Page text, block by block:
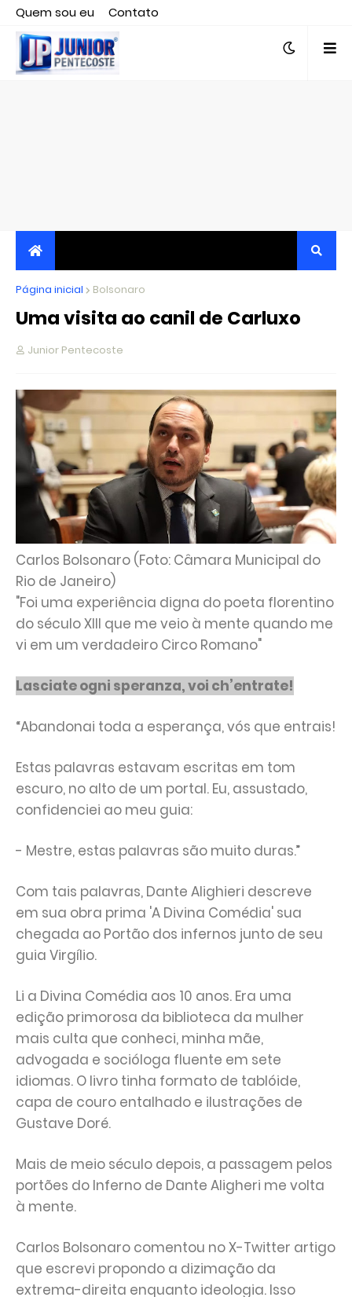
Quem sou eu
Contato
Editor responsável, jornalista Clovis Almeida.
JORNALISMO INDEPENDENTE, TRANSPARENTE E
CRÍTICO
Página inicial Bolsonaro
Uma visita ao canil de Carluxo
Junior Pentecoste
Carlos Bolsonaro (Foto: Câmara Municipal do
Rio de Janeiro)
"Foi uma experiência digna do poeta florentino
do século XIII que me veio à mente quando me
vi em um verdadeiro Circo Romano"
Lasciate ogni speranza, voi ch’entrate!
“Abandonai toda a esperança, vós que entrais!
Estas palavras estavam escritas em tom
escuro, no alto de um portal. Eu, assustado,
confidenciei ao meu guia:
- Mestre, estas palavras são muito duras.”
Com tais palavras, Dante Alighieri descreve
em sua obra prima 'A Divina Comédia' sua
chegada ao Portão dos infernos junto de seu
guia Virgílio.
Li a Divina Comédia aos 10 anos. Era uma
edição primorosa da biblioteca da mulher
mais culta que conheci, minha mãe,
advogada e socióloga fluente em sete
idiomas. O livro tinha formato de tablóide,
capa de couro entalhado e ilustrações de
Gustave Doré.
Mais de meio século depois, a passagem pelos
portões do Inferno de Dante Aligheri me volta
à mente.
Carlos Bolsonaro comentou no X-Twitter artigo
que escrevi propondo a dizimação da
extrema-direita enquanto ideologia. Isso